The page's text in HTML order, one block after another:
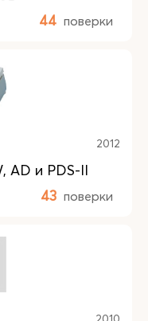
44 поверки
2012
AD и PDS-II
43 поверки